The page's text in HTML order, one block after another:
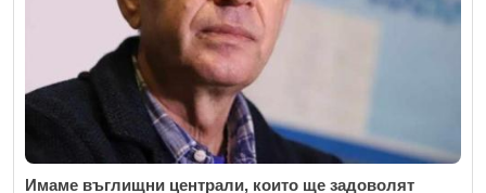
Имаме въглищни централи, които ще задоволят